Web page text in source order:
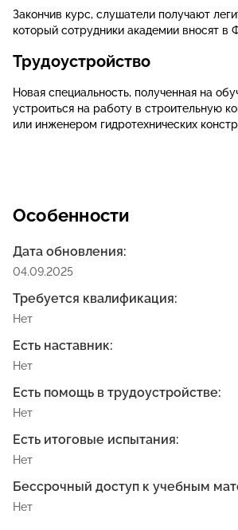
Закончив курс, слушатели получают
который сотрудники академии вносят
Трудоустройство
Новая специальность, полученная на
устроиться на работу в строительную
или инженером гидротехнических
Особенности
Дата обновления:
04.09.2025
Требуется квалификация:
Нет
Есть наставник:
Нет
Есть помощь в трудоустройстве:
Нет
Есть итоговые испытания:
Нет
Бессрочный доступ к учебным
Нет